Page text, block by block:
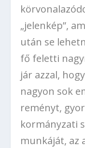
„jelenkép”,
után se
fő feletti
jár azzal,
nagyon sok
reményt,
kormányzati
munkáját, az